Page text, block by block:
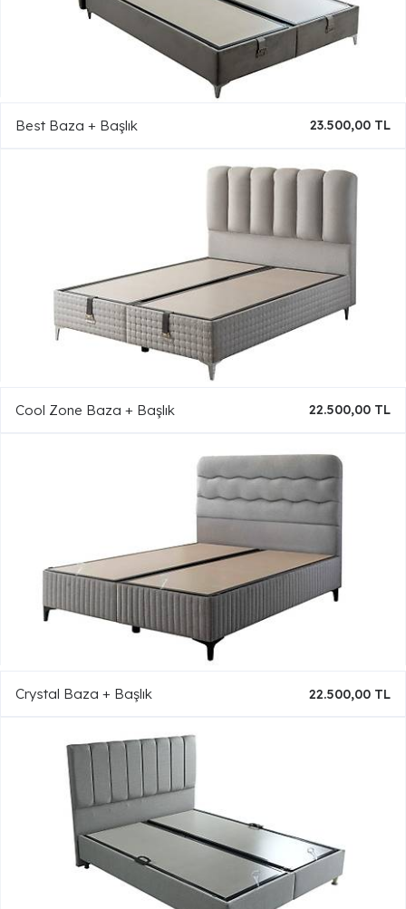
Best Baza + Başlık 23.500,00 TL
Cool Zone Baza + Başlık 22.500,00 TL
Crystal Baza + Başlık 22.500,00 TL